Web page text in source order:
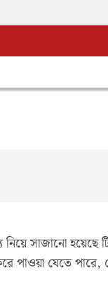
নিয়ে সাজানো
পাওয়া যেতে